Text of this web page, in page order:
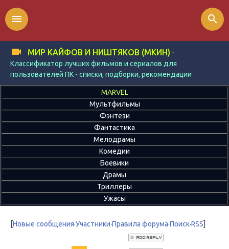
МИР КАЙФОВ И НИШТЯКОВ (МКИН) -
Классификатор лучших фильмов и сериалов для
пользователей ПК - списки, подборки, рекомендации
menu search
MARVEL
Мультфильмы
Фэнтези
Фантастика
Мелодрамы
Комедии
Боевики
Драмы
Триллеры
Ужасы
[Новые сообщения·Участники·Правила форума·Поиск·RSS]